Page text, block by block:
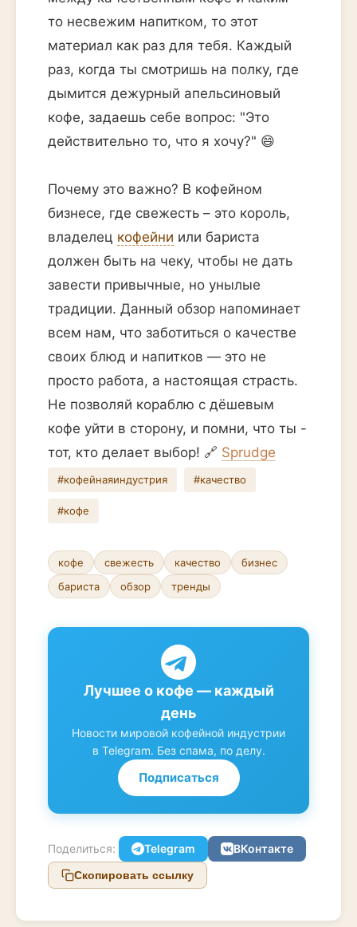
то несвежим напитком, то этот
материал как раз для тебя. Каждый
раз, когда ты смотришь на полку, где
дымится дежурный апельсиновый
кофе, задаешь себе вопрос: "Это
действительно то, что я хочу?" 😄
Почему это важно? В кофейном
бизнесе, где свежесть – это король,
владелец кофейни или бариста
должен быть на чеку, чтобы не дать
завести привычные, но унылые
традиции. Данный обзор напоминает
всем нам, что заботиться о качестве
своих блюд и напитков — это не
просто работа, а настоящая страсть.
Не позволяй кораблю с дёшевым
кофе уйти в сторону, и помни, что ты -
тот, кто делает выбор! 🔗 Sprudge
#кофейнаяиндустрия #качество
#кофе
кофе свежесть качество
бизнес
бариста
обзор тренды
Лучшее о кофе — каждый
день
Новости мировой кофейной индустрии
в Telegram. Без спама, по делу.
Подписаться
Поделиться: Telegram ВКонтакте
Скопировать ссылку